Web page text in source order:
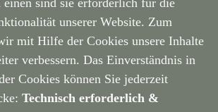
sind sie erforderlich für die
unserer Website. Zum
mit Hilfe der Cookies unsere Inhalte
verbessern. Das Einverständnis in
Cookies können Sie jederzeit
Technisch erforderlich &